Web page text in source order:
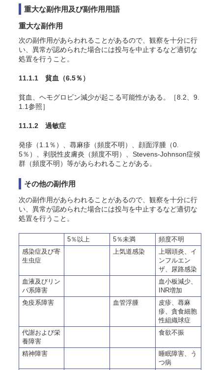
重大な副作用及び副作用用語
重大な副作用
次の副作用があらわれることがあるので、観察を十分に行
い、異常が認められた場合には投与を中止するなど適切な
処置を行うこと。
11.1.1 貧血 （6.5％）
貧血、ヘモグロビン減少が起こる可能性がある。［8.2、9.
1.1参照］
11.1.2 過敏症
発疹（1.1％）、蕁麻疹（頻度不明）、顔面浮腫（0.
5％）、剥脱性皮膚炎（頻度不明）、Stevens-Johnson症候
群（頻度不明）等があらわれることがある。
その他の副作用
次の副作用があらわれることがあるので、観察を十分に行
い、異常が認められた場合には投与を中止するなど適切な
処置を行うこと。
5％以上 5％未満
頻度不明
感染症及び寄
生虫症
上気道感染
上咽頭炎、イ
ンフルエン
ザ、尿路感染
血液及びリン
パ系障害
血小板減少、
INR増加
免疫系障害
血管浮腫
皮疹、蕁麻
疹、貪食細胞
性組織球症
代謝および栄
養障害
食欲不振
精神障害
睡眠障害、う
つ病